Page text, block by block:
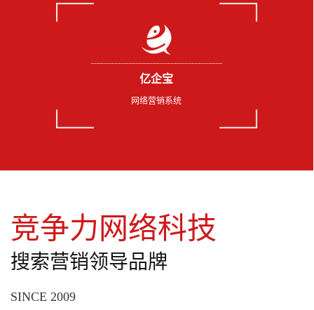
亿企宝
网络营销系统
竞争力网络科技
搜索营销领导品牌
SINCE 2009